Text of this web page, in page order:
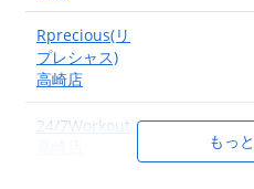
Rprecious(リ
プレシャス)
高崎店
24/7Workout